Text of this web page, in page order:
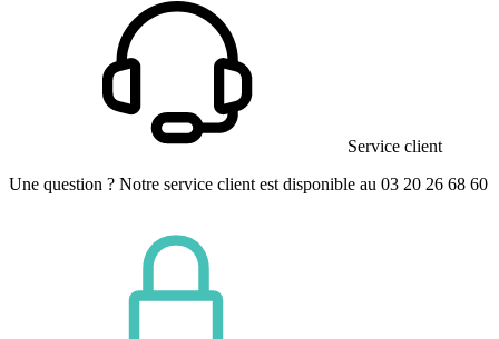
Service client
Une question ? Notre service client est disponible au 03 20 26 68 60